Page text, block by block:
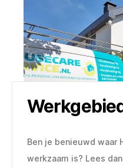
Ben je benieuwd waar
werkzaam is? Lees